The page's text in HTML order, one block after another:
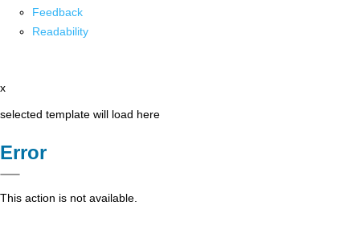
Feedback
Readability
x
selected template will load here
Error
This action is not available.